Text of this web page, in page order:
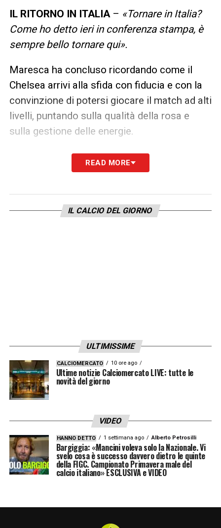
IL RITORNO IN ITALIA– «Tornare in Italia?
Come ho detto ieri in conferenza stampa, è
sempre bello tornare qui».
Maresca ha concluso ricordando come il
Chelsea arrivi alla sfida con fiducia e con la
convinzione di potersi giocare il match ad alti
livelli, puntando sulla qualità della rosa e
sulla gestione delle energie.
LA PLAYLIST DELLE NOSTRE TOP NEWS
READ MORE
IL CALCIO DEL GIORNO
ULTIMISSIME
CALCIOMERCATO 10 ore ago
Ultime notizie Calciomercato LIVE: tutte le
novità del giorno
VIDEO
HANNO DETTO 1 settimana ago Alberto Petrosilli
Bargiggia: «Mancini voleva solo la Nazionale. Vi
svelo cosa è successo davvero dietro le quinte
della FIGC. Campionato Primavera male del
calcio italiano» ESCLUSIVA e VIDEO